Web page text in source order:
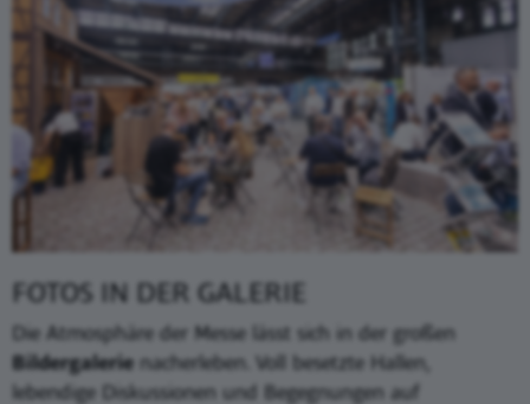
FOTOS IN DER GALERIE
Die Atmosphäre der Messe lässt sich in der großen
Bildergalerie nacherleben. Voll besetzte Hallen,
lebendige Diskussionen und Begegnungen auf